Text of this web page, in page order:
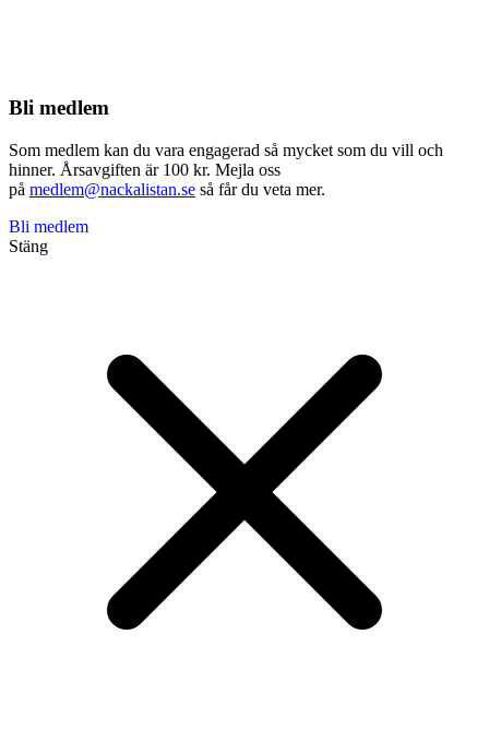
Bli medlem
Som medlem kan du vara engagerad så mycket som du vill och
hinner. Årsavgiften är 100 kr. Mejla oss
på medlem@nackalistan.se så får du veta mer.
Bli medlem
Stäng